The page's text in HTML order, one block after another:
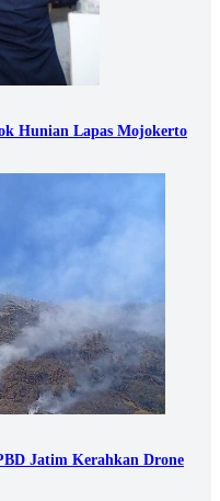
Hunian Lapas Mojokerto
Jatim Kerahkan Drone